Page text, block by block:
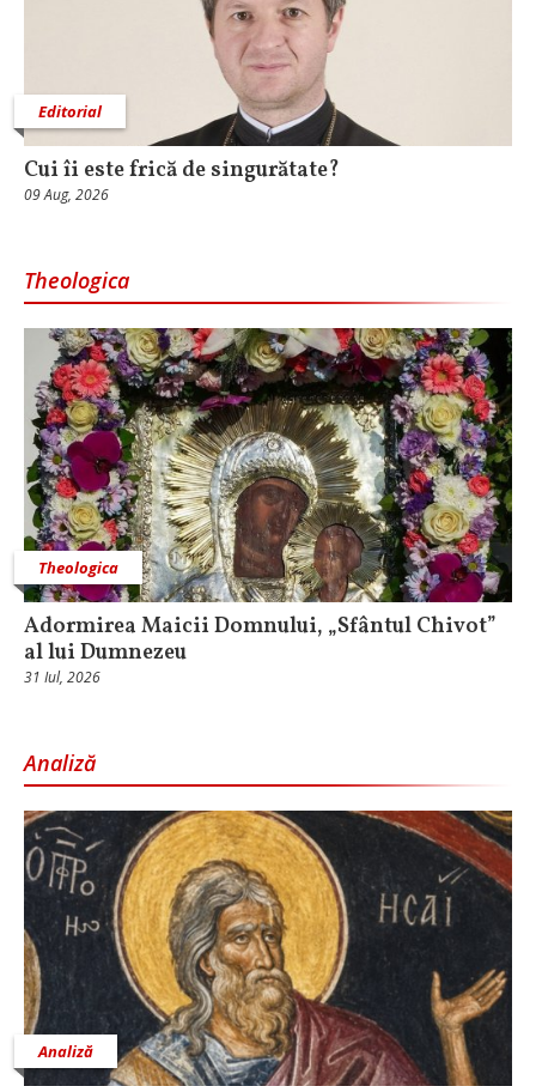
Editorial
Cui îi este frică de singurătate?
09 Aug, 2026
Theologica
Theologica
Adormirea Maicii Domnului, „Sfântul Chivot”
al lui Dumnezeu
31 Iul, 2026
Analiză
Analiză